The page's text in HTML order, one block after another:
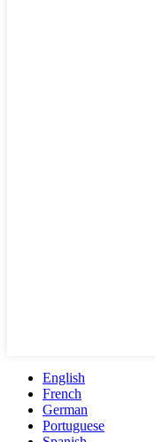
English
French
German
Portuguese